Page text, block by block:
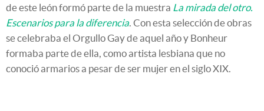
de este león formó parte de la muestra La mirada del otro.
Escenarios para la diferencia. Con esta selección de obras
se celebraba el Orgullo Gay de aquel año y Bonheur
formaba parte de ella, como artista lesbiana que no
conoció armarios a pesar de ser mujer en el siglo XIX.